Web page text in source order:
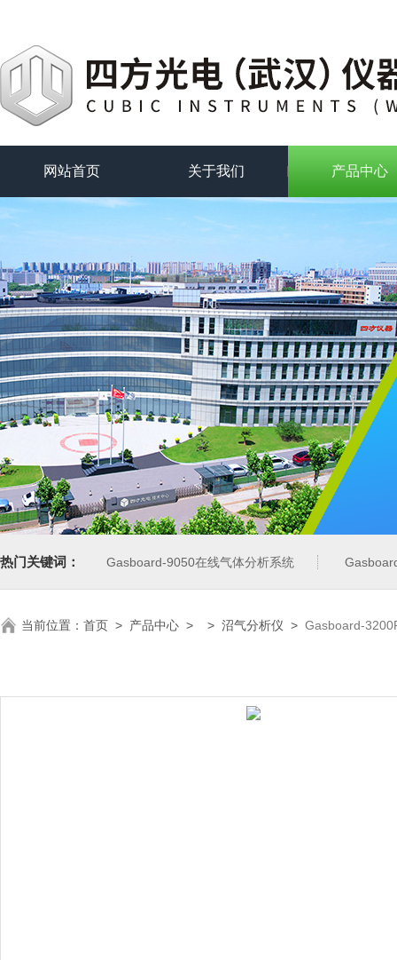
网站首页 关于我们 产品中心
热门关键词： Gasboard-9050在线气体分析系统
当前位置： 首页 > 产品中心 > > 沼气分析仪 > Gasboard-